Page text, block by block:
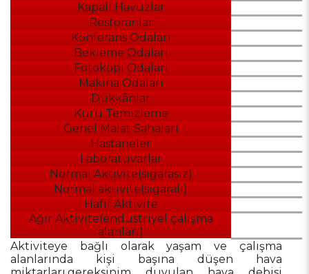
Kapalı Havuzlar
Restoranlar
Konferans Odaları
Bekleme Odaları
Fotokopi Odaları
Makina Odaları
Dükkânlar
Kuru Temizleme
Genel Malat Sahaları
Hastaneler
Laboratuvarlar
Normal Aktivite(sigarasız)
Normal aktivite(sigaralı)
Hafif Aktivite
Ağır Aktivite(endüstriyel çalışma
alanları)
Aktiviteye bağlı olarak yaşam ve çalışma
alanlarında kişi başına düşen hava